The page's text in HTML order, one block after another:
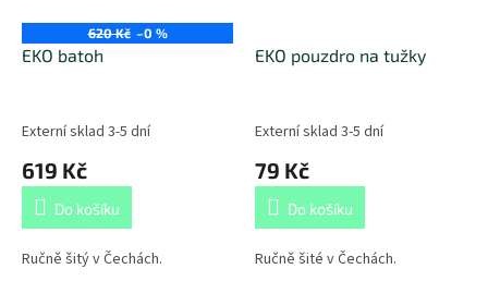
620 Kč –0 %
EKO batoh
Externí sklad 3-5 dní
619 Kč
Do košíku
Ručně šitý v Čechách.
EKO pouzdro na tužky
Externí sklad 3-5 dní
79 Kč
Do košíku
Ručně šité v Čechách.